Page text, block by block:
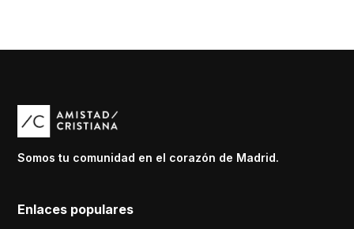
Somos tu comunidad en el corazón de Madrid.
Enlaces populares